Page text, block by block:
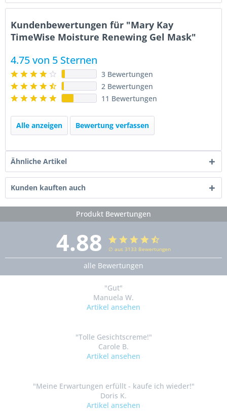
Kundenbewertungen für "Mary Kay
TimeWise Moisture Renewing Gel Mask"
4.75 von 5 Sternen
3 Bewertungen
2 Bewertungen
11 Bewertungen
Alle anzeigen Bewertung verfassen
Ähnliche Artikel
Kunden kauften auch
Produkt Bewertungen
4.88 ∅ aus 3133 Bewertungen
alle Bewertungen
"Gut"
Manuela W.
Artikel ansehen
"Tolle Gesichtscreme!"
Carole B.
Artikel ansehen
"Meine Erwartungen erfüllt - kaufe ich wieder!"
Doris K.
Artikel ansehen